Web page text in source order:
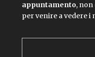
appuntamento, non
per venire a vedere